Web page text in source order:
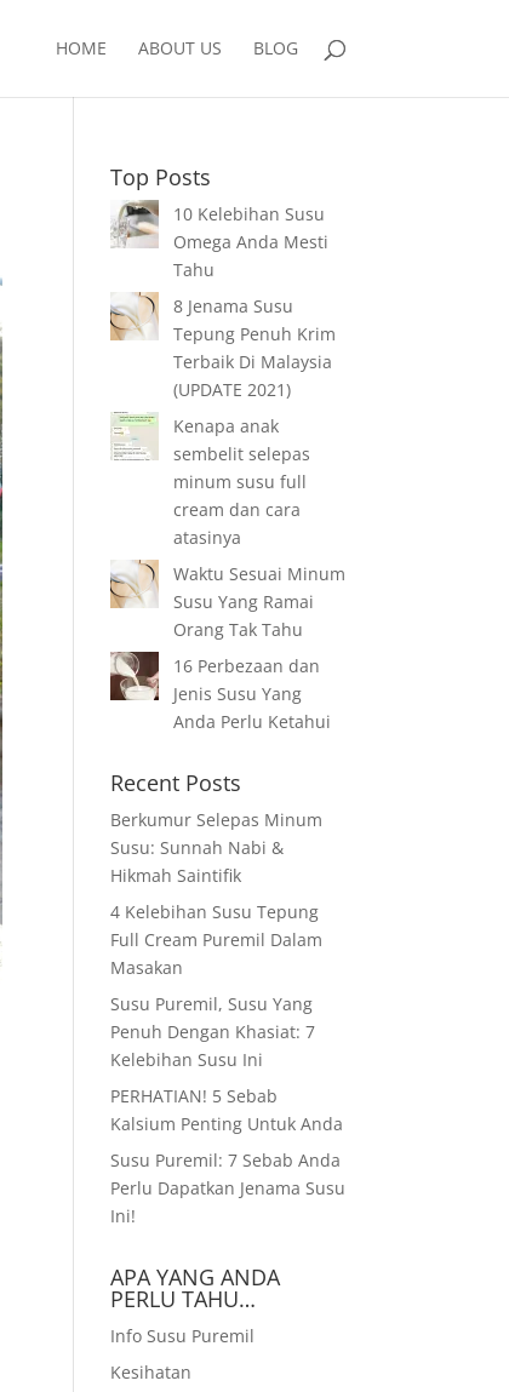
HOME ABOUT US BLOG
Top Posts
10 Kelebihan Susu
Omega Anda Mesti
Tahu
8 Jenama Susu
Tepung Penuh Krim
Terbaik Di Malaysia
(UPDATE 2021)
Kenapa anak
sembelit selepas
minum susu full
cream dan cara
atasinya
Waktu Sesuai Minum
Susu Yang Ramai
Orang Tak Tahu
16 Perbezaan dan
Jenis Susu Yang
Anda Perlu Ketahui
Recent Posts
Berkumur Selepas Minum
Susu: Sunnah Nabi &
Hikmah Saintifik
4 Kelebihan Susu Tepung
Full Cream Puremil Dalam
Masakan
Susu Puremil, Susu Yang
Penuh Dengan Khasiat: 7
Kelebihan Susu Ini
PERHATIAN! 5 Sebab
Kalsium Penting Untuk Anda
Susu Puremil: 7 Sebab Anda
Perlu Dapatkan Jenama Susu
Ini!
APA YANG ANDA
PERLU TAHU…
Info Susu Puremil
Kesihatan